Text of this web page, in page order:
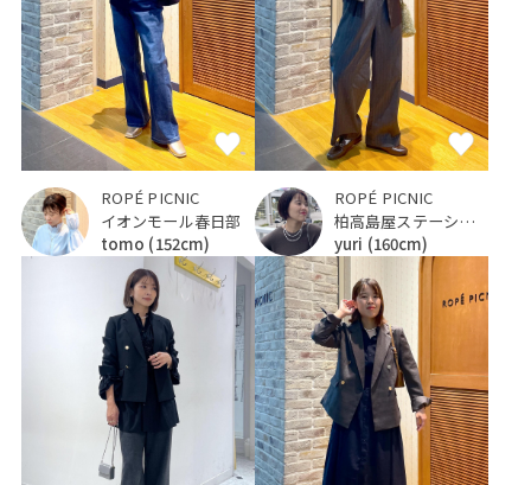
ROPÉ PICNIC
イオンモール春日部
tomo (152cm)
ROPÉ PICNIC
柏高島屋ステーションモール
yuri (160cm)